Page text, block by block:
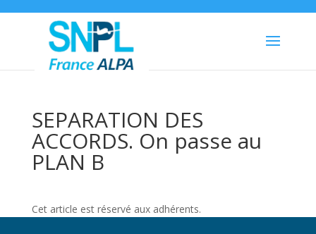
SEPARATION DES
ACCORDS. On passe au
PLAN B
Cet article est réservé aux adhérents.